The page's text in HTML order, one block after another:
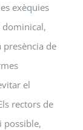
exèquies
dominical,
presència de
el
rectors de
possible,